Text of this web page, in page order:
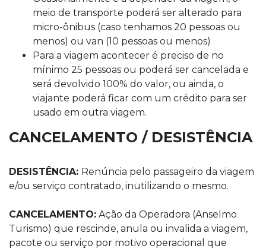
meio de transporte poderá ser alterado para
micro-ônibus (caso tenhamos 20 pessoas ou
menos) ou van (10 pessoas ou menos)
Para a viagem acontecer é preciso de no
mínimo 25 pessoas ou poderá ser cancelada e
será devolvido 100% do valor, ou ainda, o
viajante poderá ficar com um crédito para ser
usado em outra viagem.
CANCELAMENTO / DESISTÊNCIA
DESISTÊNCIA: Renúncia pelo passageiro da viagem
e/ou serviço contratado, inutilizando o mesmo.
CANCELAMENTO: Ação da Operadora (Anselmo
Turismo) que rescinde, anula ou invalida a viagem,
pacote ou serviço por motivo operacional que